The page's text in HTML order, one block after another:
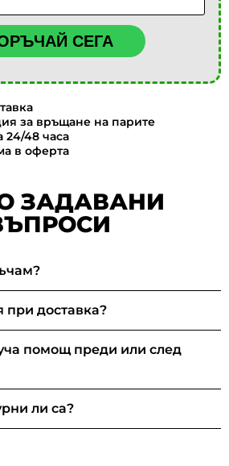
СЕГА
за връщане на парите
24/48 часа
в оферта
ЗАДАВАНИ
при доставка?
помощ преди или след
ли са?